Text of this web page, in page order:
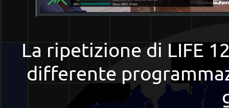
La ripetizione di LIFE
differente